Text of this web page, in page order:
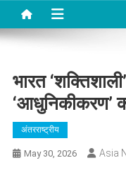
भारत
‘आधुनिकीकरण’
अंतरराष्ट्रीय
May 30, 2026 Asia